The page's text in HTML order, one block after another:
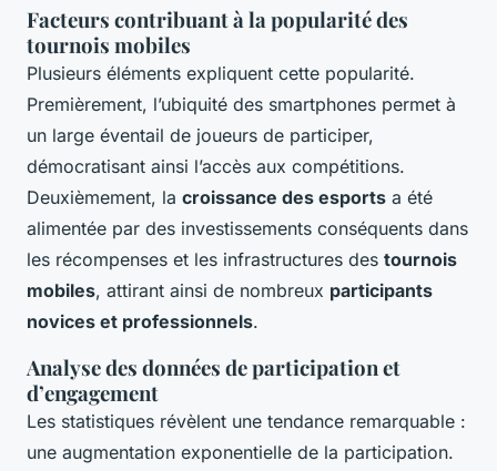
Facteurs contribuant à la popularité des
tournois mobiles
Plusieurs éléments expliquent cette popularité.
Premièrement, l’ubiquité des smartphones permet à
un large éventail de joueurs de participer,
démocratisant ainsi l’accès aux compétitions.
Deuxièmement, la croissance des esports a été
alimentée par des investissements conséquents dans
les récompenses et les infrastructures des tournois
mobiles, attirant ainsi de nombreux participants
novices et professionnels.
Analyse des données de participation et
d’engagement
Les statistiques révèlent une tendance remarquable :
une augmentation exponentielle de la participation.